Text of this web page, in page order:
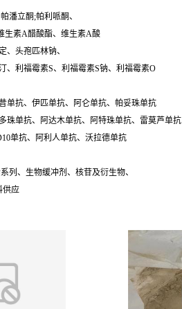
潘立酮;帕利哌酮、
生素A醋酸酯、维生素A酸
、头孢匹林钠、
、利福霉素S、利福霉素S钠、利福霉素O
单抗、伊匹单抗、阿仑单抗、帕妥珠单抗
珠单抗、阿达木单抗、阿特珠单抗、雷莫芦单抗
单抗、阿利人单抗、沃拉德单抗
列、生物缓冲剂、核苷及衍生物、
供应